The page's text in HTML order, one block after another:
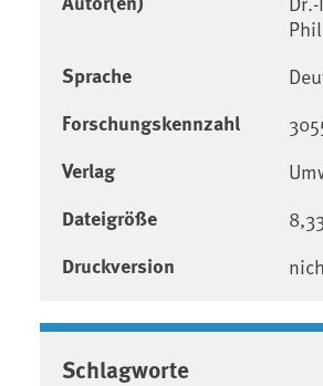
Sprache
Forschungskennzahl
Verlag
Dateigröße
Druckversion
Schlagworte